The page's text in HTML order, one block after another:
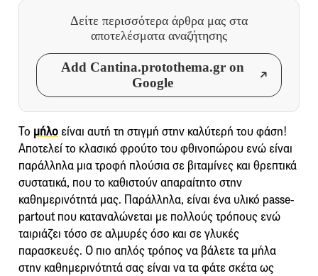
Δείτε περισσότερα άρθρα μας στα
αποτελέσματα αναζήτησης
Add Cantina.protothema.gr on
Google
Το μήλο είναι αυτή τη στιγμή στην καλύτερή του φάση!
Αποτελεί το κλασικό φρούτο του φθινοπώρου ενώ είναι
παράλληλα μια τροφή πλούσια σε βιταμίνες και θρεπτικά
συστατικά, που το καθιστούν απαραίτητο στην
καθημερινότητά μας. Παράλληλα, είναι ένα υλικό passe-
partout που καταναλώνεται με πολλούς τρόπους ενώ
ταιριάζει τόσο σε αλμυρές όσο και σε γλυκές
παρασκευές. Ο πιο απλός τρόπος να βάλετε τα μήλα
στην καθημερινότητά σας είναι να τα φάτε σκέτα ως